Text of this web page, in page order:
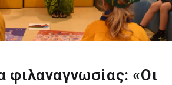
φιλαναγνωσίας: «Οι